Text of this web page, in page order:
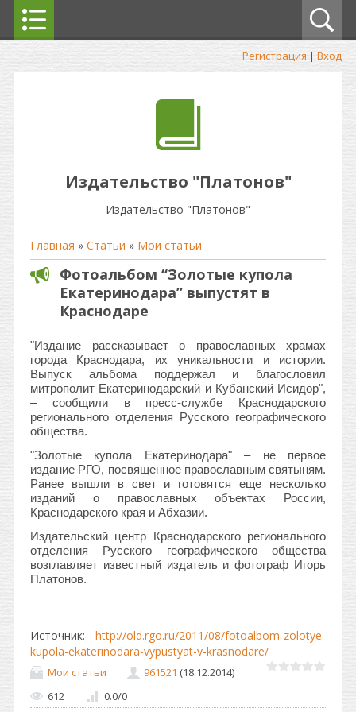
Регистрация | Вход
Издательство "Платонов"
Издательство "Платонов"
Главная » Статьи » Мои статьи
Фотоальбом “Золотые купола
Екатеринодара” выпустят в
Краснодаре
"Издание рассказывает о православных храмах
города Краснодара, их уникальности и истории.
Выпуск альбома поддержал и благословил
митрополит Екатеринодарский и Кубанский Исидор",
– сообщили в пресс-службе Краснодарского
регионального отделения Русского географического
общества.
"Золотые купола Екатеринодара" – не первое
издание РГО, посвященное православным святыням.
Ранее вышли в свет и готовятся еще несколько
изданий о православных объектах России,
Краснодарского края и Абхазии.
Издательский центр Краснодарского регионального
отделения Русского географического общества
возглавляет известный издатель и фотограф Игорь
Платонов.
Источник: http://old.rgo.ru/2011/08/fotoalbom-zolotye-
kupola-ekaterinodara-vypustyat-v-krasnodare/
Мои статьи 961521 (18.12.2014)
612
0.0/0